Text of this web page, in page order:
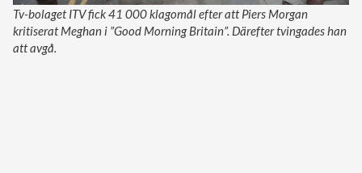
Tv-bolaget ITV fick 41 000 klagomål efter att Piers Morgan
kritiserat Meghan i ”Good Morning Britain”. Därefter tvingades han
att avgå.